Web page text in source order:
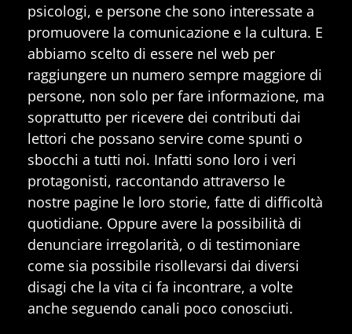
psicologi, e persone che sono interessate a
promuovere la comunicazione e la cultura. E
abbiamo scelto di essere nel web per
raggiungere un numero sempre maggiore di
persone, non solo per fare informazione, ma
soprattutto per ricevere dei contributi dai
lettori che possano servire come spunti o
sbocchi a tutti noi. Infatti sono loro i veri
protagonisti, raccontando attraverso le
nostre pagine le loro storie, fatte di difficoltà
quotidiane. Oppure avere la possibilità di
denunciare irregolarità, o di testimoniare
come sia possibile risollevarsi dai diversi
disagi che la vita ci fa incontrare, a volte
anche seguendo canali poco conosciuti.